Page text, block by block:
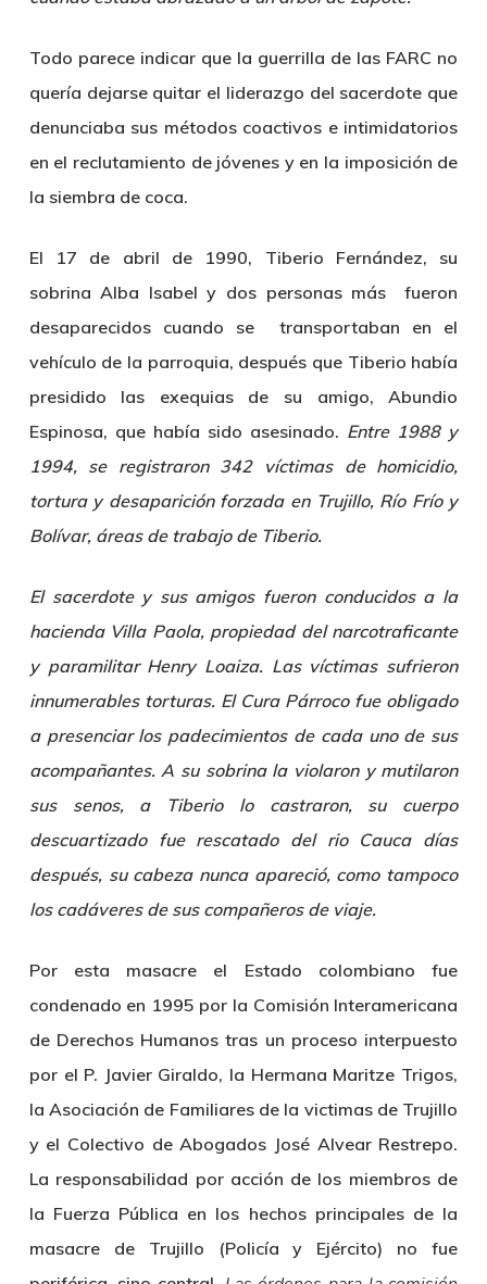
Todo parece indicar que la guerrilla de las FARC no
quería dejarse quitar el liderazgo del sacerdote que
denunciaba sus métodos coactivos e intimidatorios
en el reclutamiento de jóvenes y en la imposición de
la siembra de coca.
El 17 de abril de 1990, Tiberio Fernández, su
sobrina Alba Isabel y dos personas más fueron
desaparecidos cuando se transportaban en el
vehículo de la parroquia, después que Tiberio había
presidido las exequias de su amigo, Abundio
Espinosa, que había sido asesinado. Entre 1988 y
1994, se registraron 342 víctimas de homicidio,
tortura y desaparición forzada en Trujillo, Río Frío y
Bolívar, áreas de trabajo de Tiberio.
El sacerdote y sus amigos fueron conducidos a la
hacienda Villa Paola, propiedad del narcotraficante
y paramilitar Henry Loaiza. Las víctimas sufrieron
innumerables torturas. El Cura Párroco fue obligado
a presenciar los padecimientos de cada uno de sus
acompañantes. A su sobrina la violaron y mutilaron
sus senos, a Tiberio lo castraron, su cuerpo
descuartizado fue rescatado del rio Cauca días
después, su cabeza nunca apareció, como tampoco
los cadáveres de sus compañeros de viaje.
Por esta masacre el Estado colombiano fue
condenado en 1995 por la Comisión Interamericana
de Derechos Humanos tras un proceso interpuesto
por el P. Javier Giraldo, la Hermana Maritze Trigos,
la Asociación de Familiares de la victimas de Trujillo
y el Colectivo de Abogados José Alvear Restrepo.
La responsabilidad por acción de los miembros de
la Fuerza Pública en los hechos principales de la
masacre de Trujillo (Policía y Ejército) no fue